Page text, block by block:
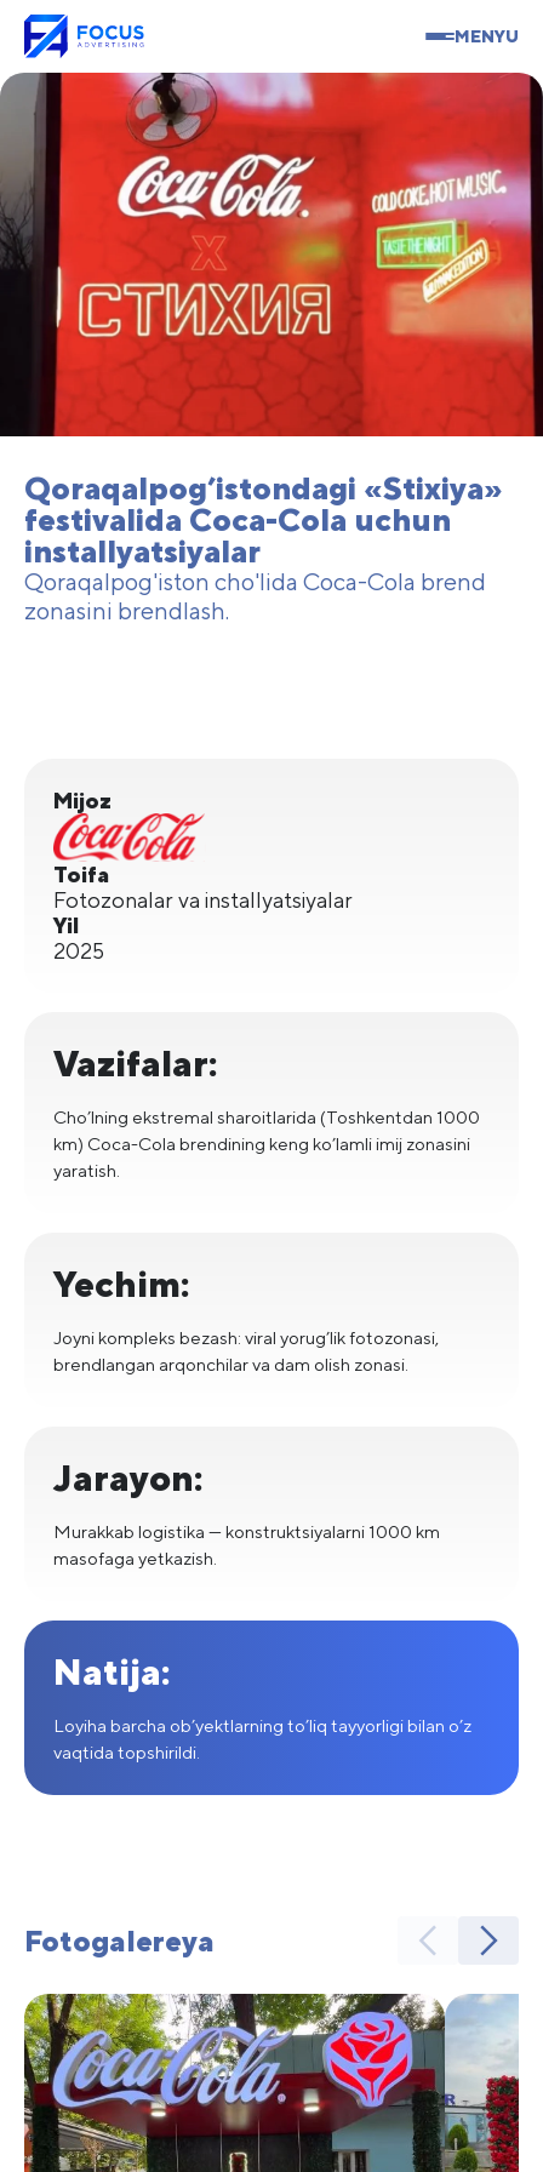
MENYU
Qoraqalpog’istondagi «Stixiya»
festivalida Coca-Cola uchun
installyatsiyalar
Qoraqalpog'iston cho'lida Coca-Cola brend
zonasini brendlash.
Mijoz
Toifa
Fotozonalar va installyatsiyalar
Yil
2025
Vazifalar:
Cho’lning ekstremal sharoitlarida (Toshkentdan 1000
km) Coca-Cola brendining keng ko’lamli imij zonasini
yaratish.
Yechim:
Joyni kompleks bezash: viral yorug’lik fotozonasi,
brendlangan arqonchilar va dam olish zonasi.
Jarayon:
Murakkab logistika — konstruktsiyalarni 1000 km
masofaga yetkazish.
Natija:
Loyiha barcha ob’yektlarning to’liq tayyorligi bilan o’z
vaqtida topshirildi.
Fotogalereya